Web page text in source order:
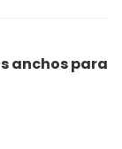
anchos para